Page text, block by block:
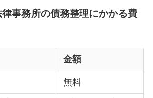
事務所の債務整理にかかる費
金額
無料